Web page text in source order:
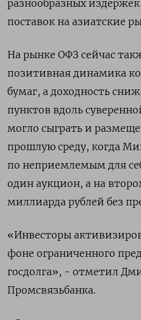
разнообразных
поставок на азиатские
На рынке ОФЗ сейчас
позитивная динамика
бумаг, а доходность
пунктов вдоль
могло сыграть и
прошлую среду, когда
по неприемлемым для
один аукцион, а на
миллиарда рублей без
«Инвесторы
фоне ограниченного
госдолга», - отметил
Промсвязьбанка.